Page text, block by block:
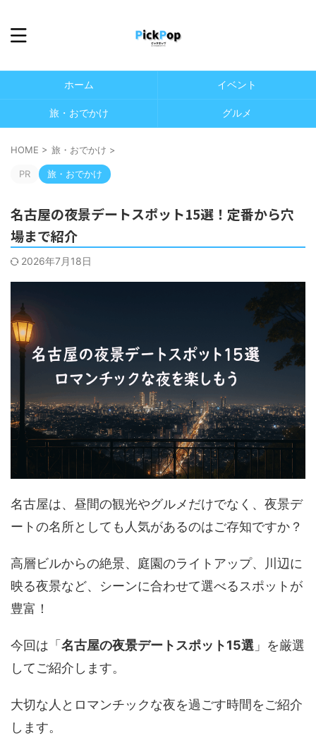
ホーム イベント
旅・おでかけ グルメ
HOME > 旅・おでかけ >
PR 旅・おでかけ
名古屋の夜景デートスポット15選！定番から穴
場まで紹介
2026年7月18日
名古屋は、昼間の観光やグルメだけでなく、夜景デ
ートの名所としても人気があるのはご存知ですか？
高層ビルからの絶景、庭園のライトアップ、川辺に
映る夜景など、シーンに合わせて選べるスポットが
豊富！
今回は「名古屋の夜景デートスポット15選 」を厳選
してご紹介します。
大切な人とロマンチックな夜を過ごす時間をご紹介
します。